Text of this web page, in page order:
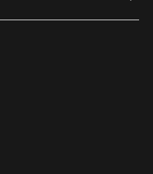
(external link)
(external link)
Youtube (external